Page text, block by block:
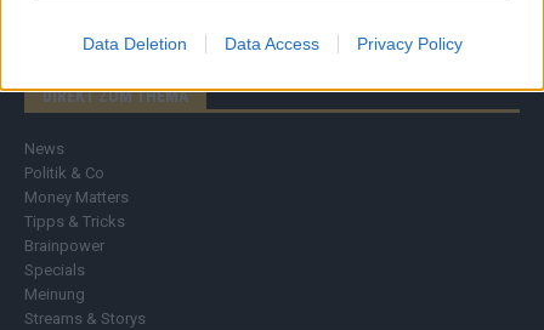
Data Deletion Data Access Privacy Policy
DIREKT ZUM THEMA
News
Politik & Co
Money Matters
Tipps & Tricks
Brainpower
Specials
Meinung
Streams & Storys